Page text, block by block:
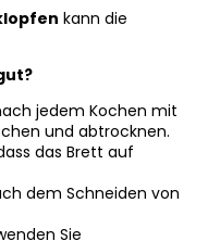
kann die
jedem Kochen mit
und abtrocknen.
das Brett auf
dem Schneiden von
Sie